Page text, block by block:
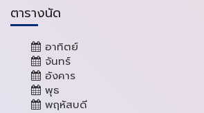
ตารางนัด
อาทิตย์
จันทร์
อังคาร
พุธ
พฤหัสบดี